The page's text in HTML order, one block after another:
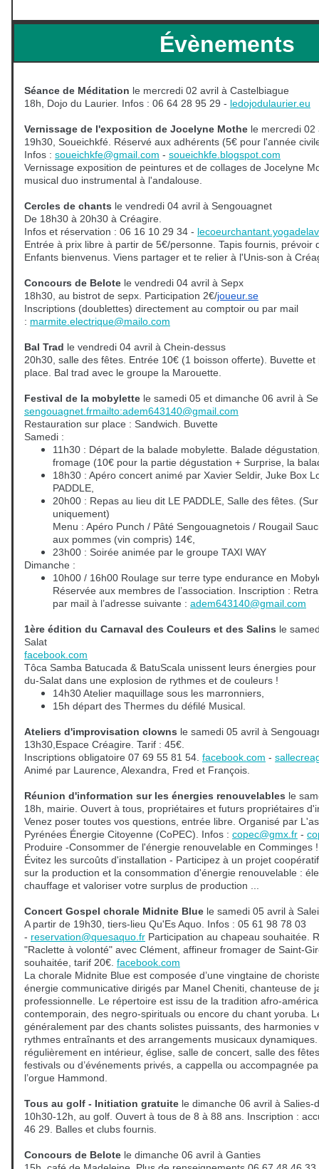
Évènements
Séance de Méditation le mercredi 02 avril à Castelbiague
18h, Dojo du Laurier. Infos : 06 64 28 95 29 - ledojodulaurier.eu
Vernissage de l'exposition de Jocelyne Mothe le mercredi 02
19h30, Soueichkfé. Réservé aux adhérents (5€ pour l'année
Infos : soueichkfe@gmail.com - soueichkfe.blogspot.com
Vernissage exposition de peintures et de collages de Jocelyne
musical duo instrumental à l'andalouse.
Cercles de chants le vendredi 04 avril à Sengouagnet
De 18h30 à 20h30 à Créagire.
Infos et réservation : 06 16 10 29 34 -
Entrée à prix libre à partir de 5€/personne. Tapis fournis, prévoir
Enfants bienvenus. Viens partager et te relier à l'Unis-son à
Concours de Belote le vendredi 04 avril à Sepx
18h30, au bistrot de sepx. Participation 2€/joueur.se
Inscriptions (doublettes) directement au comptoir ou par mail
: marmite.electrique@mailo.com
Bal Trad le vendredi 04 avril à Chein-dessus
20h30, salle des fêtes. Entrée 10€ (1 boisson offerte). Buvette
place. Bal trad avec le groupe la Marouette.
Festival de la mobylette le samedi 05 et dimanche 06 avril à
sengouagnet.frmailto:adem643140@gmail.com
Restauration sur place : Sandwich. Buvette
Samedi :
11h30 : Départ de la balade mobylette. Balade
fromage (10€ pour la partie dégustation + Surprise, la
18h30 : Apéro concert animé par Xavier Seldir, Juke Box
PADDLE,
20h00 : Repas au lieu dit LE PADDLE, Salle des fêtes.
uniquement)
Menu : Apéro Punch / Pâté Sengouagnetois / Rougail
aux pommes (vin compris) 14€,
23h00 : Soirée animée par le groupe TAXI WAY
Dimanche :
10h00 / 16h00 Roulage sur terre type endurance en
Réservée aux membres de l’association. Inscription :
par mail à l’adresse suivante : adem643140@gmail.com
1ère édition du Carnaval des Couleurs et des Salins le
Salat
facebook.com
Tôca Samba Batucada & BatuScala unissent leurs énergies
du-Salat dans une explosion de rythmes et de couleurs !
14h30 Atelier maquillage sous les marronniers,
15h départ des Thermes du défilé Musical.
Ateliers d'improvisation clowns le samedi 05 avril à
13h30,Espace Créagire. Tarif : 45€.
Inscriptions obligatoire 07 69 55 81 54. facebook.com -
Animé par Laurence, Alexandra, Fred et François.
Réunion d'information sur les énergies renouvelables le
18h, mairie. Ouvert à tous, propriétaires et futurs propriétaires
Venez poser toutes vos questions, entrée libre. Organisé par
Pyrénées Énergie Citoyenne (CoPEC). Infos : copec@gmx.fr -
Produire -Consommer de l'énergie renouvelable en Comminges !
Évitez les surcoûts d'installation - Participez à un projet
sur la production et la consommation d'énergie renouvelable :
chauffage et valoriser votre surplus de production ...
Concert Gospel chorale Midnite Blue le samedi 05 avril à
A partir de 19h30, tiers-lieu Qu'Es Aquo. Infos : 05 61 98 78 03
- reservation@quesaquo.fr Participation au chapeau souhaitée.
"Raclette à volonté" avec Clément, affineur fromager de Saint-
souhaitée, tarif 20€. facebook.com
La chorale Midnite Blue est composée d’une vingtaine de
énergie communicative dirigés par Manel Cheniti, chanteuse de
professionnelle. Le répertoire est issu de la tradition afro-
contemporain, des negro-spirituals ou encore du chant yoruba.
généralement par des chants solistes puissants, des harmonies
rythmes entraînants et des arrangements musicaux
régulièrement en intérieur, église, salle de concert, salle des
festivals ou d’événements privés, a cappella ou accompagnée
l’orgue Hammond.
Tous au golf - Initiation gratuite le dimanche 06 avril à Salies-
10h30-12h, au golf. Ouvert à tous de 8 à 88 ans. Inscription :
46 29. Balles et clubs fournis.
Concours de Belote le dimanche 06 avril à Ganties